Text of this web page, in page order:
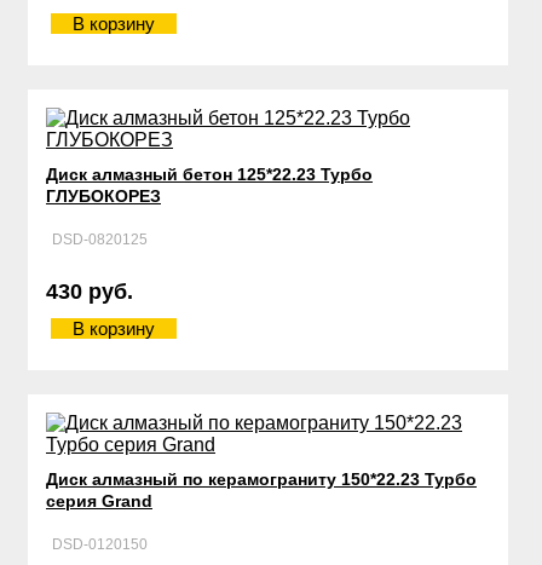
В корзину
Диск алмазный бетон 125*22.23 Турбо
ГЛУБОКОРЕЗ
DSD-0820125
430 руб.
В корзину
Диск алмазный по керамограниту 150*22.23 Турбо
серия Grand
DSD-0120150